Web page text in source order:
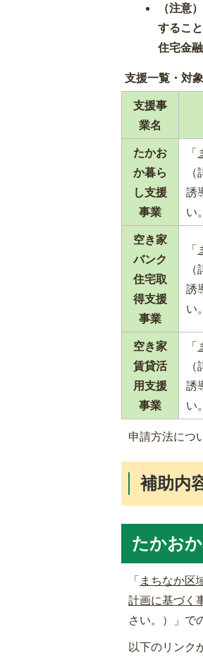
（注意
するこ
住宅金
支援一覧・対
支援事
業名
たかお
か暮ら
し支援
事業
「
誘
い
空き家
バンク
住宅取
得支援
事業
「
誘
い
空き家
賃貸活
用支援
事業
「
誘
い
申請方法につ
補助内
たかお
「 まちなか区
計画に基づく
さい。）」で
以下のリンク